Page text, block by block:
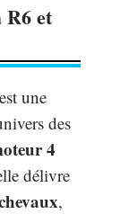
R6 et
une
des
4
délivre
,